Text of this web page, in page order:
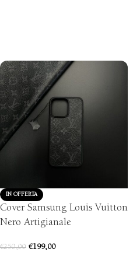
IN OFFERTA
Cover Samsung Louis Vuitton
Nero Artigianale
€250,00 €199,00